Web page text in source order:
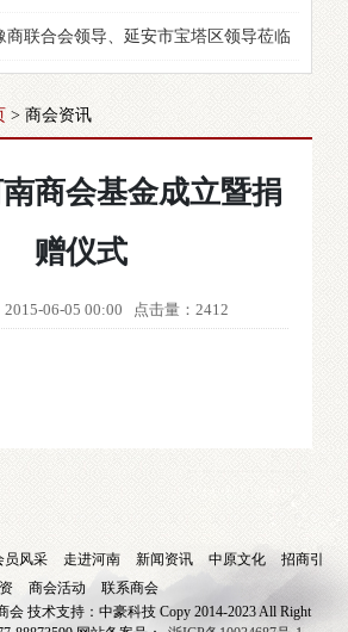
商联合会领导、延安市宝塔区领导莅临
> 商会资讯
商会基金成立暨捐
赠仪式
06-05 00:00 点击量：2412
员风采 走进河南 新闻资讯 中原文化
招商引
资
商会活动
联系商会
会 技术支持：中豪科技 Copy 2014-2023 All Right